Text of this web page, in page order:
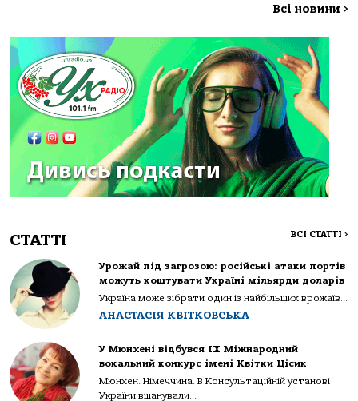
Всі новини >
СТАТТІ ВСІ СТАТТІ >
Урожай під загрозою: російські атаки портів
можуть коштувати Україні мільярди доларів
Україна може зібрати один із найбільших врожаїв...
АНАСТАСІЯ КВІТКОВСЬКА
У Мюнхені відбувся IX Міжнародний
вокальний конкурс імені Квітки Цісик
Мюнхен. Німеччина. В Консультаційній установі
України вшанували...